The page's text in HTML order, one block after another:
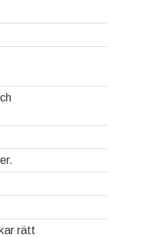
rätt